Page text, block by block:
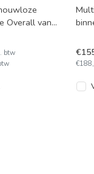
Overall van
btw